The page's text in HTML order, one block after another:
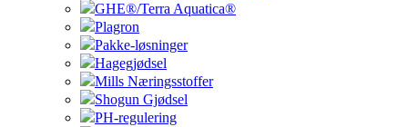
GHE®/Terra Aquatica®
Plagron
Pakke-løsninger
Hagegjødsel
Mills Næringsstoffer
Shogun Gjødsel
PH-regulering